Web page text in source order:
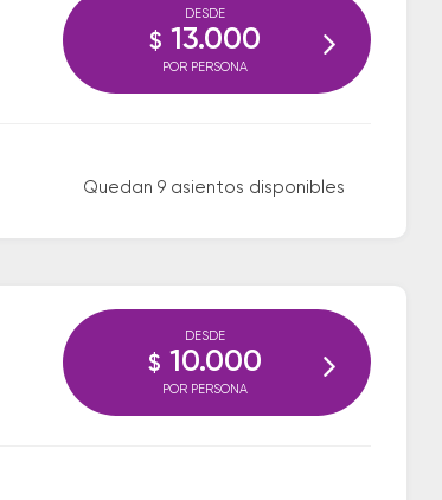
Quedan 9 asientos disponibles
DESDE
$ 13.000
POR PERSONA
DESDE
$ 10.000
POR PERSONA